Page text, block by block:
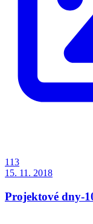
113
15. 11. 2018
Projektové dny-